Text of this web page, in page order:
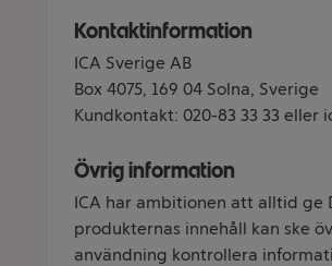
Kontaktinformation
ICA Sverige AB
Box 4075, 169 04 Solna, Sverige
Kundkontakt: 020-83 33 33 eller
Övrig information
ICA har ambitionen att alltid
produkternas innehåll kan ske
användning kontrollera